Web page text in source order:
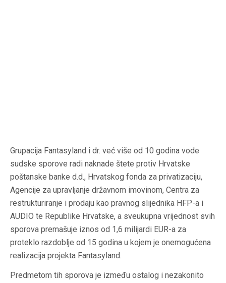
Grupacija Fantasyland i dr. već više od 10 godina vode
sudske sporove radi naknade štete protiv Hrvatske
poštanske banke d.d., Hrvatskog fonda za privatizaciju,
Agencije za upravljanje državnom imovinom, Centra za
restrukturiranje i prodaju kao pravnog slijednika HFP-a i
AUDIO te Republike Hrvatske, a sveukupna vrijednost svih
sporova premašuje iznos od 1,6 milijardi EUR-a za
proteklo razdoblje od 15 godina u kojem je onemogućena
realizacija projekta Fantasyland.
Predmetom tih sporova je između ostalog i nezakonito